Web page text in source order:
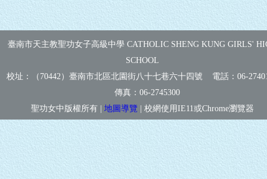
臺南市天主教聖功女子高級中學 CATHOLIC SHENG KUNG GIRLS'
SCHOOL
校址：（70442）臺南市北區北園街八十七巷六十四號 電話：06-
傳真： 06-2745300
聖功女中版權所有 | 地圖導覽 | 校網使用IE11或Chrome瀏覽器